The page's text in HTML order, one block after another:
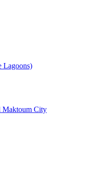
Lagoons)
Maktoum City